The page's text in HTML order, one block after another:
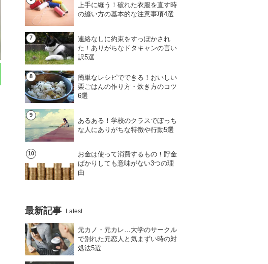
上手に縫う！破れた衣服を直す時
の縫い方の基本的な注意事項4選
連絡なしに約束をすっぽかされ
た！ありがちなドタキャンの言い
訳5選
簡単なレシピでできる！おいしい
栗ごはんの作り方・炊き方のコツ
6選
あるある！学校のクラスでぼっち
な人にありがちな特徴や行動5選
お金は使って消費するもの！貯金
ばかりしても意味がない3つの理
由
最新記事 Latest
元カノ・元カレ…大学のサークル
で別れた元恋人と気まずい時の対
処法5選